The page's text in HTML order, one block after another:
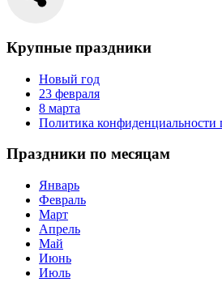
Крупные праздники
Новый год
23 февраля
8 марта
Политика конфиденциальности
Праздники по месяцам
Январь
Февраль
Март
Апрель
Май
Июнь
Июль